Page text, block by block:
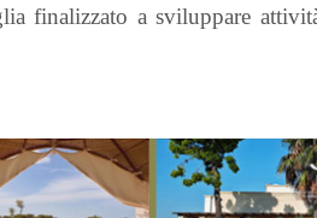
finalizzato a sviluppare